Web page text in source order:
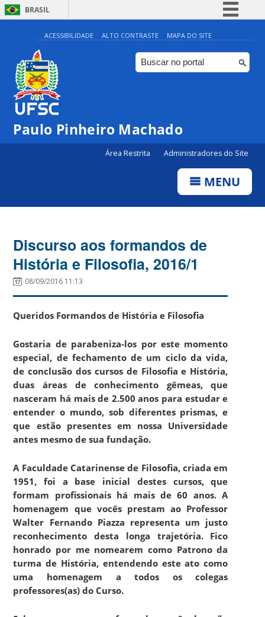
BRASIL
Simplifique!
Comunica BR
Participe
Canais
ACESSIBILIDADE ALTO CONTRASTE MAPA DO SITE
Paulo Pinheiro Machado
Área Restrita Administradores do Site
MENU
Discurso aos formandos de
História e Filosofia, 2016/1
08/09/2016 11:13
Queridos Formandos de História e Filosofia
Gostaria de parabeniza-los por este momento
especial, de fechamento de um ciclo da vida,
de conclusão dos cursos de Filosofia e História,
duas áreas de conhecimento gêmeas, que
nasceram há mais de 2.500 anos para estudar e
entender o mundo, sob diferentes prismas, e
que estão presentes em nossa Universidade
antes mesmo de sua fundação.
A Faculdade Catarinense de Filosofia, criada em
1951, foi a base inicial destes cursos, que
formam profissionais há mais de 60 anos. A
homenagem que vocês prestam ao Professor
Walter Fernando Piazza representa um justo
reconhecimento desta longa trajetória. Fico
honrado por me nomearem como Patrono da
turma de História, entendendo este ato como
uma homenagem a todos os colegas
professores(as) do Curso.